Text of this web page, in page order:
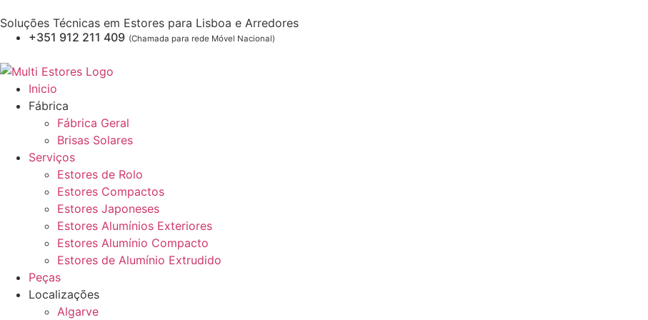
Soluções Técnicas em Estores para Lisboa e Arredores
+351 912 211 409 (Chamada para rede Móvel Nacional)
Inicio
Fábrica
Fábrica Geral
Brisas Solares
Serviços
Estores de Rolo
Estores Compactos
Estores Japoneses
Estores Alumínios Exteriores
Estores Alumínio Compacto
Estores de Alumínio Extrudido
Peças
Localizações
Algarve